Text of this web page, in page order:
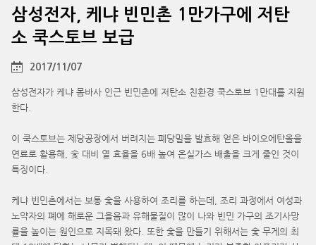
삼성전자, 케냐 빈민촌 1만가구에 저탄
소 쿡스토브 보급
2017/11/07
삼성전자가 케냐 몸바사 인근 빈민촌에 저탄소 친환경 쿡스토브 1만대를 지원
한다.
이 쿡스토브는 제당공장에서 버려지는 폐당밀을 발효해 얻은 바이오에탄올을
연료로 활용해, 숯 대비 열 효율을 6배 높여 온실가스 배출을 크게 줄인 것이
특징이다.
케냐 빈민촌에서는 보통 숯을 사용하여 조리를 하는데, 조리 과정에서 여성과
노약자의 폐에 해로운 그을음과 유해물질이 많이 나와 빈민 가구의 조기사망
률을 높이는 원인으로 지목돼 왔다. 또한 숯을 만들기 위해서는 숯 무게의 최